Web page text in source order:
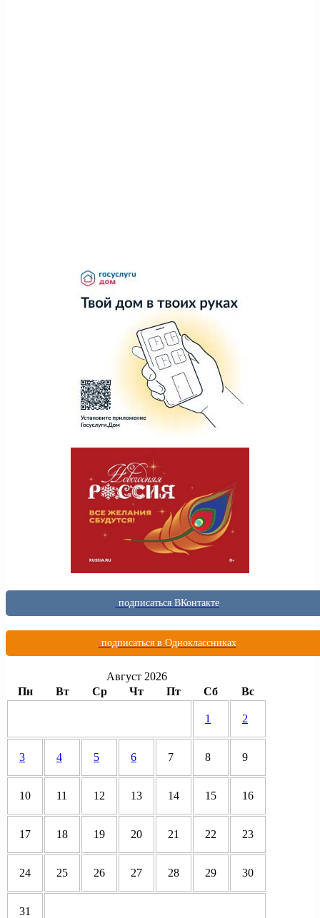
подписаться ВКонтакте
подписаться в Одноклассниках
Август 2026
Пн
Вт Ср Чт Пт Сб Вс
1 2
3 4 5 6 7 8 9
10 11 12 13 14 15 16
17 18 19 20 21 22 23
24 25 26 27 28 29 30
31